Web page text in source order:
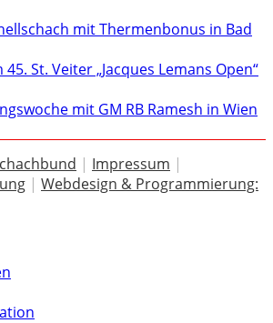
mit Thermenbonus in Bad
St. Veiter „Jacques Lemans Open“
mit GM RB Ramesh in Wien
| Impressum |
| Webdesign & Programmierung: